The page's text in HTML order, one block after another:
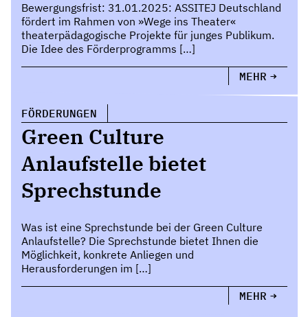
Bewergungsfrist: 31.01.2025: ASSITEJ Deutschland
fördert im Rahmen von »Wege ins Theater«
theaterpädagogische Projekte für junges Publikum.
Die Idee des Förderprogramms […]
MEHR
FÖRDERUNGEN
Green Culture
Anlaufstelle bietet
Sprechstunde
Was ist eine Sprechstunde bei der Green Culture
Anlaufstelle? Die Sprechstunde bietet Ihnen die
Möglichkeit, konkrete Anliegen und
Herausforderungen im […]
MEHR